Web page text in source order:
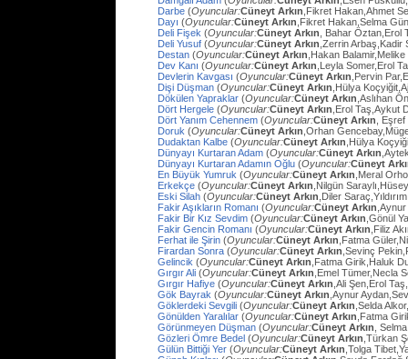
Darbe (Oyuncular:Cüneyt Arkın ,Fikret Hakan,Ahmet
Dayı (Oyuncular:Cüneyt Arkın ,Fikret Hakan,Selma
Deli Fişek (Oyuncular:Cüneyt Arkın , Bahar Öztan,Erol
Deli Yusuf (Oyuncular:Cüneyt Arkın ,Zerrin Arbaş,Kadir
Destan (Oyuncular:Cüneyt Arkın ,Hakan
Dev Kanı (Oyuncular:Cüneyt Arkın ,Leyla Somer,Erol
Devlerin Kavgası (Oyuncular:Cüneyt Arkın ,Pervin
Dişi Düşman (Oyuncular:Cüneyt Arkın ,Hülya
Dökülen Yapraklar (Oyuncular:Cüneyt Arkın ,Aslıhan
Dört Hergele (Oyuncular:Cüneyt Arkın ,Erol Taş,Aykut
Dört Yanım Cehennem (Oyuncular:Cüneyt Arkın ,
Doruk (Oyuncular:Cüneyt Arkın ,Orhan
Dudaktan Kalbe (Oyuncular:Cüneyt Arkın ,Hülya
Dünyayı Kurtaran Adam (Oyuncular:Cüneyt Arkın
Dünyayı Kurtaran Adamın Oğlu (Oyuncular:Cüneyt
En Büyük Yumruk (Oyuncular:Cüneyt Arkın ,Meral
Erkekçe (Oyuncular:Cüneyt Arkın ,Nilgün
Eski Silah (Oyuncular:Cüneyt Arkın ,Diler
Fakir Aşıkların Romanı (Oyuncular:Cüneyt Arkın
Fakir Bir Kız Sevdim (Oyuncular:Cüneyt Arkın ,Gönül
Fakir Gencin Romanı (Oyuncular:Cüneyt Arkın ,Filiz
Ferhat ile Şirin (Oyuncular:Cüneyt Arkın ,Fatma
Firardan Sonra (Oyuncular:Cüneyt Arkın ,Sevinç
Gelincik (Oyuncular:Cüneyt Arkın ,Fatma Girik,Haluk
Gırgır Ali (Oyuncular:Cüneyt Arkın ,Emel Tümer,Necla
Gırgır Hafiye (Oyuncular:Cüneyt Arkın ,Ali Şen,Erol
Gök Bayrak (Oyuncular:Cüneyt Arkın ,Aynur
Göklerdeki Sevgili (Oyuncular:Cüneyt Arkın ,Selda
Gönülden Yaralılar (Oyuncular:Cüneyt Arkın ,Fatma
Görünmeyen Düşman (Oyuncular:Cüneyt Arkın ,
Gözleri Ömre Bedel (Oyuncular:Cüneyt Arkın ,Türkan
Gülün Bittiği Yer (Oyuncular:Cüneyt Arkın ,Tolga